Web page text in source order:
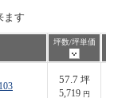
ます
坪数/坪単価
57.7 坪
5,719 円